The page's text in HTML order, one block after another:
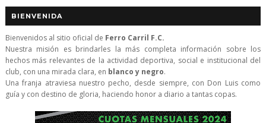
BIENVENIDA
Bienvenidos al sitio oficial de Ferro Carril F.C.
Nuestra misión es brindarles la más completa información sobre los
hechos más relevantes de la actividad deportiva, social e institucional del
club, con una mirada clara, en blanco y negro.
Una franja atraviesa nuestro pecho, desde siempre, con Don Luis como
guía y con destino de gloria, haciendo honor a diario a tantas copas.